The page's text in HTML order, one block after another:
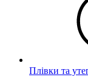
Плівки та